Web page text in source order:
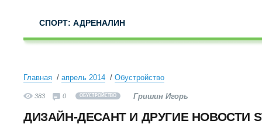
СПОРТ: АДРЕНАЛИН
Главная апрель 2014 Обустройство
383 0 ОБУСТРОЙСТВО Гришин Игорь
ДИЗАЙН-ДЕСАНТ И ДРУГИЕ НОВОСТИ